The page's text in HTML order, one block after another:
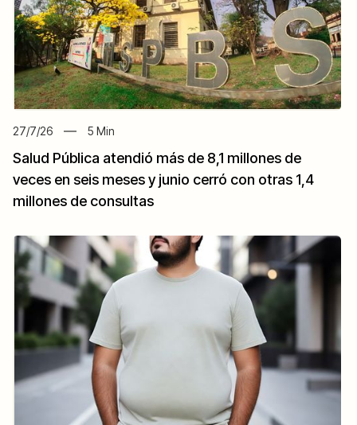
27/7/26 5 Min
Salud Pública atendió más de 8,1 millones de
veces en seis meses y junio cerró con otras 1,4
millones de consultas